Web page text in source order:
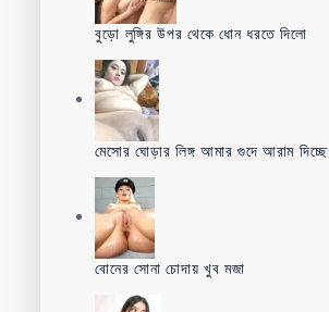
বুড়ো লুঙ্গির উপর থেকে ধোন ধরতে দিলো
মেসোর ঘোড়ার লিঙ্গ আমার গুদে আরাম দিচ্ছে
বোনের সোনা চোদায় খুব মজা